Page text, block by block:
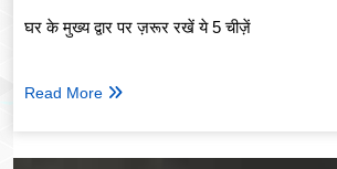
घर के मुख्य द्वार पर ज़रूर रखें ये 5 चीज़ें
Read More